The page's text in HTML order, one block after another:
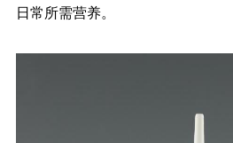
日常所需营养。